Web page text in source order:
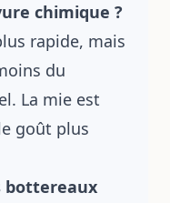
chimique ?
rapide, mais
du
La mie est
goût plus
bottereaux